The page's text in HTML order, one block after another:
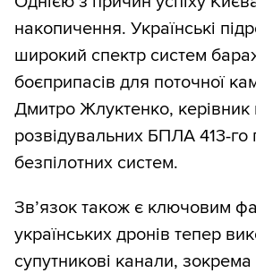
накопичення. Українські
широкий спектр систем
боєприпасів для поточної
Дмитро Жлуктенко, керівник
розвідувальних БПЛА 413-го
безпілотних систем.
Зв’язок також є ключовим
українських дронів тепер
супутникові канали,